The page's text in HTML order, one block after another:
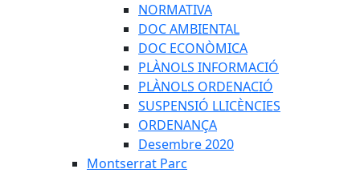
NORMATIVA
DOC AMBIENTAL
DOC ECONÒMICA
PLÀNOLS INFORMACIÓ
PLÀNOLS ORDENACIÓ
SUSPENSIÓ LLICÈNCIES
ORDENANÇA
Desembre 2020
Montserrat Parc